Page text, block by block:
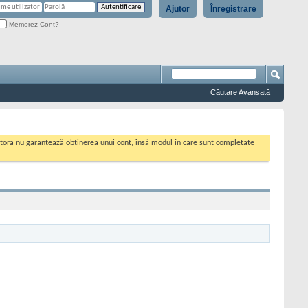
Înregistrare
Ajutor
Memorez Cont?
Căutare Avansată
nu garantează obținerea unui cont, însă modul în care sunt completate